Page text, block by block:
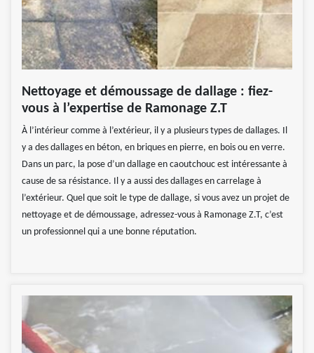
Nettoyage et démoussage de dallage : fiez-
vous à l’expertise de Ramonage Z.T
À l’intérieur comme à l’extérieur, il y a plusieurs types de dallages. Il
y a des dallages en béton, en briques en pierre, en bois ou en verre.
Dans un parc, la pose d’un dallage en caoutchouc est intéressante à
cause de sa résistance. Il y a aussi des dallages en carrelage à
l’extérieur. Quel que soit le type de dallage, si vous avez un projet de
nettoyage et de démoussage, adressez-vous à Ramonage Z.T, c’est
un professionnel qui a une bonne réputation.